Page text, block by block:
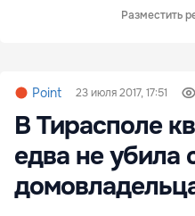
Разместить
Point 23 июля 2017, 17:51
В Тирасполе
едва не убила